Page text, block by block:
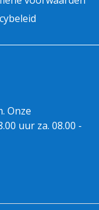
Onze
uur za. 08.00 -